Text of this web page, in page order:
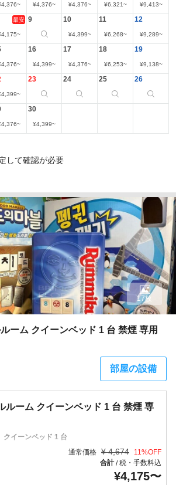
4,376~ ¥4,376~ ¥4,376~ ¥6,321~ ¥9,413~
最安
4,175~
9 10
¥4,399~
11
¥6,268~
12
¥9,289~
4,376~
16
¥4,399~
17
¥4,376~
18
¥6,253~
19
¥9,138~
4,399~
23 24 25 26
4,376~
30
¥4,399~
して確認が必要
ーム クイーンベッド 1 台 禁煙 専用
部屋の設備
17枚
ルーム クイーンベッド 1 台 禁煙 専
クイーンベッド 1 台
通常価格 ¥ 4,674 11%OFF
合計/税・手数料込
¥4,175〜